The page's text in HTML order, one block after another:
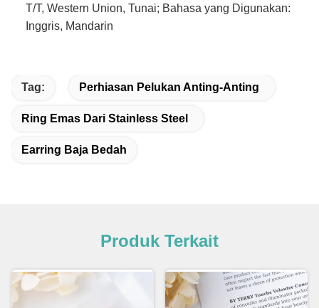
T/T, Western Union, Tunai; Bahasa yang Digunakan:
Inggris, Mandarin
Tag: Perhiasan Pelukan Anting-Anting
Ring Emas Dari Stainless Steel
Earring Baja Bedah
Produk Terkait